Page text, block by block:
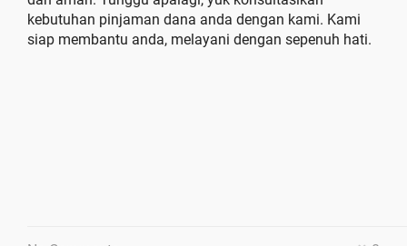
kebutuhan pinjaman dana anda dengan kami. Kami
siap membantu anda, melayani dengan sepenuh hati.